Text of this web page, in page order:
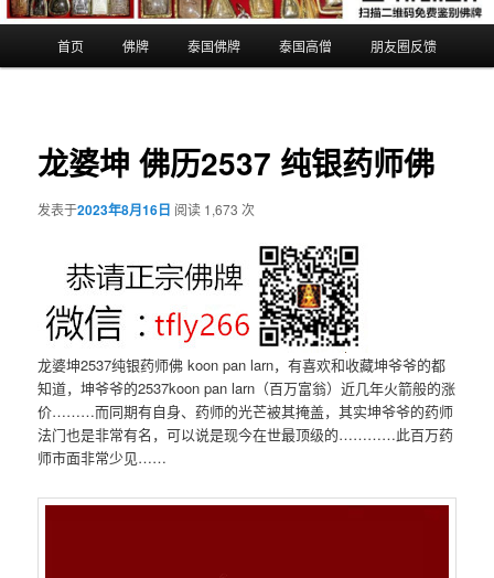
首页 佛牌 泰国佛牌 泰国高僧 朋友圈反馈
龙婆坤 佛历2537 纯银药师佛
发表于2023年8月16日 阅读 1,673 次
龙婆坤2537纯银药师佛 koon pan larn，有喜欢和收藏坤爷爷的都
知道，坤爷爷的2537koon pan larn（百万富翁）近几年火箭般的涨
价………而同期有自身、药师的光芒被其掩盖，其实坤爷爷的药师
法门也是非常有名，可以说是现今在世最顶级的…………此百万药
师市面非常少见……